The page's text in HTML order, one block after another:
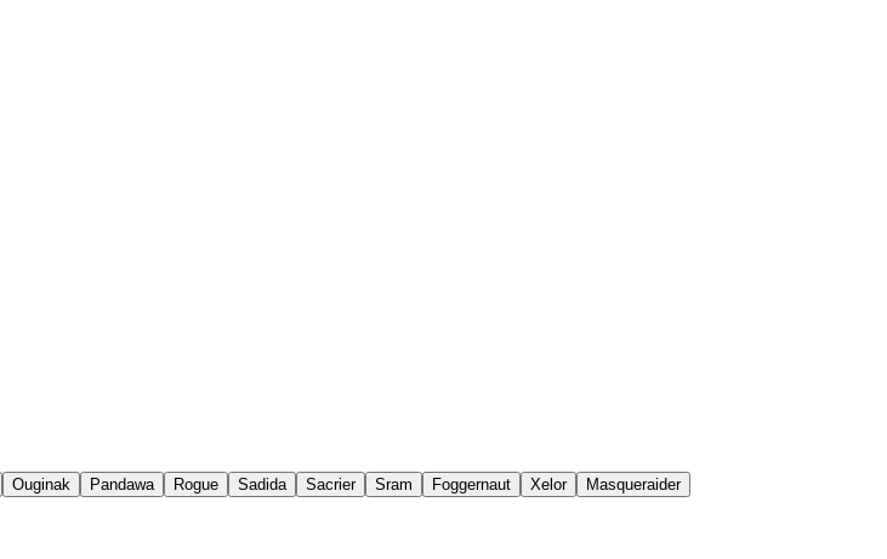
Ouginak Pandawa Rogue Sadida Sacrier Sram Foggernaut Xelor
Masqueraider